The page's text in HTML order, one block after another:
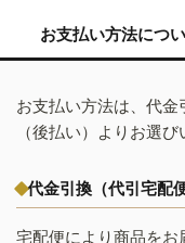
お支払い方法につ
お支払い方法は、代
（後払い）よりお選び
代金引換（代引宅配便
宅配便により商品をお